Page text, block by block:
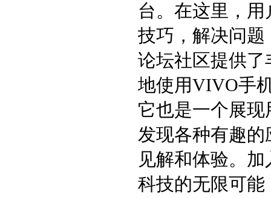
台。在这里，
技巧，解决问
论坛社区提供
地使用VIVO手
它也是一个展
发现各种有趣
见解和体验。
科技的无限可